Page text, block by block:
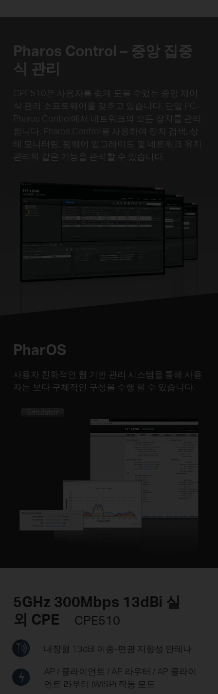
Pharos Control – 중앙 집중
식 관리
CPE510은 사용자를 쉽게 도울 수있는 중앙 제어
식 관리 소프트웨어를 갖추고 있습니다. 단일 PC-
Pharos Control에서 네트워크의 모든 장치를 관리
합니다. Pharos Control을 사용하여 장치 검색, 상
태 모니터링, 펌웨어 업그레이드 및 네트워크 유지
관리와 같은 기능을 관리할 수 있습니다.
PharOS
사용자 친화적인 웹 기반 관리 시스템을 통해 사용
자는 보다 구체적인 구성을 수행 할 수 있습니다.
5GHz 300Mbps 13dBi 실
외 CPE
CPE510
내장형 13dBi 이중-편광 지향성 안테나
AP / 클라이언트 / AP 라우터 /AP 클라이
언트 라우터 (WISP) 작동 모드